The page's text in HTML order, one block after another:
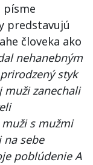
písme
predstavujú
človeka ako
nehanebným
styk
zanechali
s mužmi
na sebe
poblúdenie A